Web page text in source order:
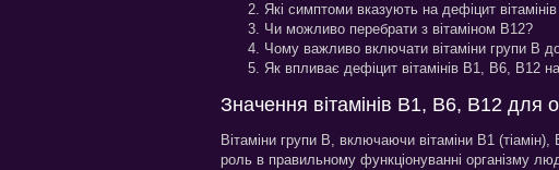
Які симптоми вказують на дефіцит вітамінів
Чи можливо перебрати з вітаміном B12?
Чому важливо включати вітаміни групи B
Як впливає дефіцит вітамінів B1, B6, B12
Значення вітамінів В1, В6, В12 для
Вітаміни групи В, включаючи вітаміни B1
роль в правильному функціонуванні організму